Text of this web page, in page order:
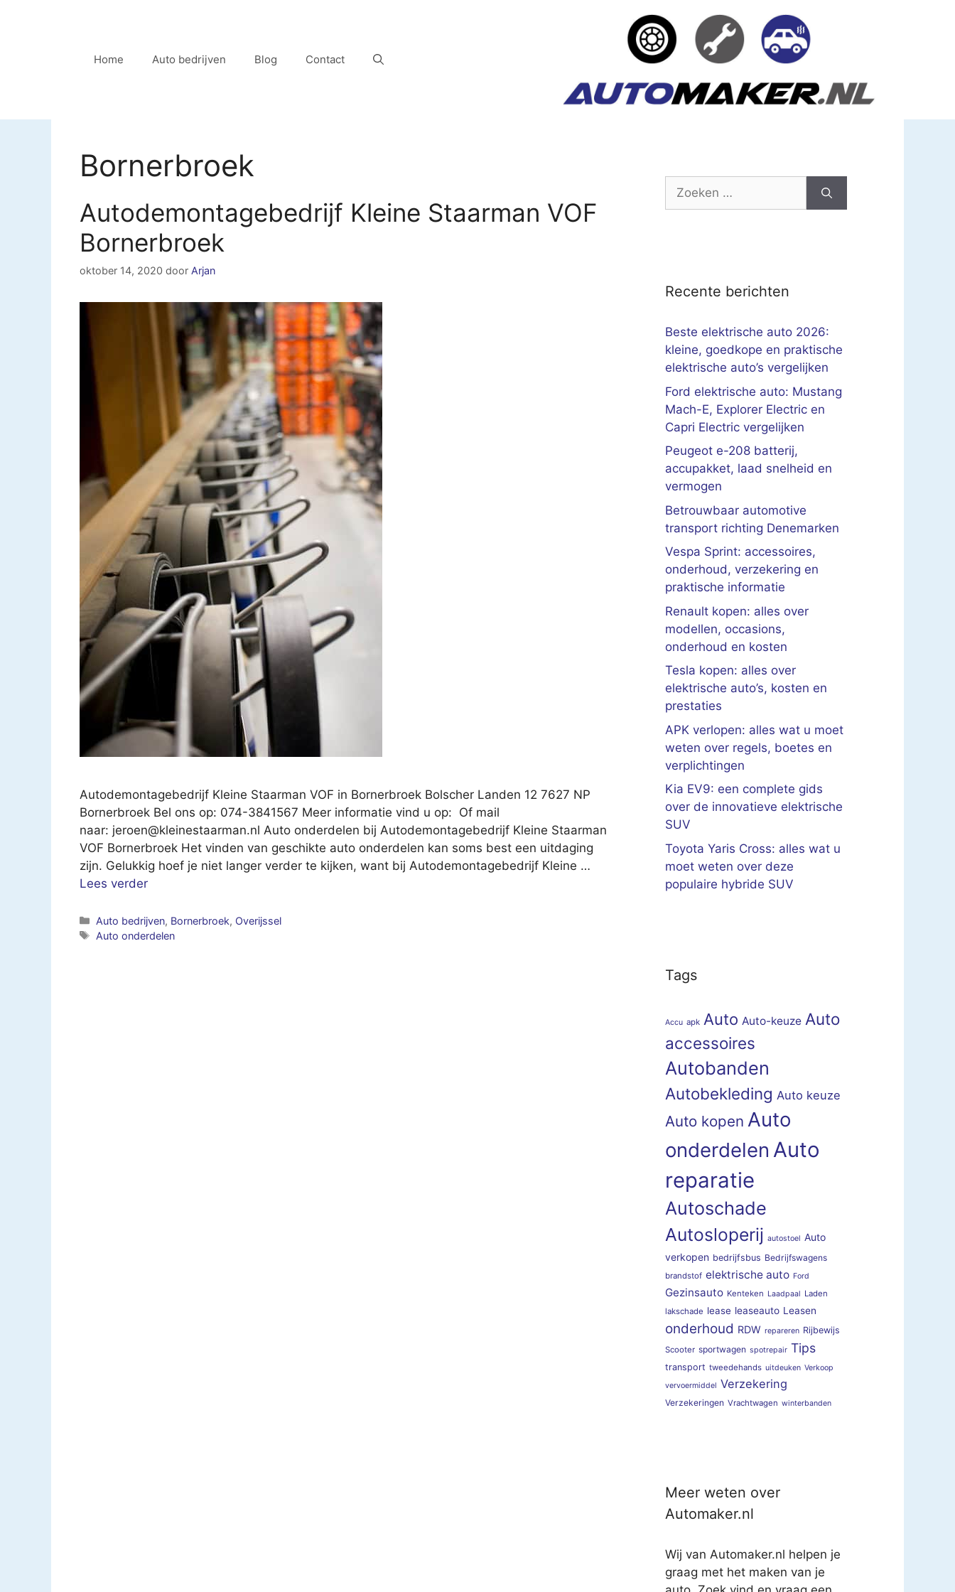
Home Auto bedrijven Blog Contact
Bornerbroek
Autodemontagebedrijf Kleine Staarman VOF
Bornerbroek
oktober 14, 2020 door Arjan
Autodemontagebedrijf Kleine Staarman VOF in Bornerbroek Bolscher Landen 12 7627 NP
Bornerbroek Bel ons op: 074-3841567 Meer informatie vind u op: Of mail
naar: jeroen@kleinestaarman.nl Auto onderdelen bij Autodemontagebedrijf Kleine Staarman
VOF Bornerbroek Het vinden van geschikte auto onderdelen kan soms best een uitdaging
zijn. Gelukkig hoef je niet langer verder te kijken, want bij Autodemontagebedrijf Kleine …
Lees verder
Categorieën
Auto bedrijven, Bornerbroek, Overijssel
Tags
Auto onderdelen
Zoek
Recente berichten
Beste elektrische auto 2026:
kleine, goedkope en praktische
elektrische auto’s vergelijken
Ford elektrische auto: Mustang
Mach-E, Explorer Electric en
Capri Electric vergelijken
Peugeot e-208 batterij,
accupakket, laad snelheid en
vermogen
Betrouwbaar automotive
transport richting Denemarken
Vespa Sprint: accessoires,
onderhoud, verzekering en
praktische informatie
Renault kopen: alles over
modellen, occasions,
onderhoud en kosten
Tesla kopen: alles over
elektrische auto’s, kosten en
prestaties
APK verlopen: alles wat u moet
weten over regels, boetes en
verplichtingen
Kia EV9: een complete gids
over de innovatieve elektrische
SUV
Toyota Yaris Cross: alles wat u
moet weten over deze
populaire hybride SUV
Tags
Accu apk Auto Auto-keuze Auto
accessoires
Autobanden
Autobekleding Auto keuze
Auto kopen Auto
onderdelen Auto
reparatie
Autoschade
Autosloperij autostoel Auto
verkopen bedrijfsbus Bedrijfswagens
brandstof elektrische auto Ford
Gezinsauto Kenteken Laadpaal Laden
lakschade lease leaseauto Leasen
onderhoud RDW repareren Rijbewijs
Scooter sportwagen spotrepair Tips
transport tweedehands uitdeuken Verkoop
vervoermiddel Verzekering
Verzekeringen Vrachtwagen winterbanden
Meer weten over
Automaker.nl
Wij van Automaker.nl helpen je
graag met het maken van je